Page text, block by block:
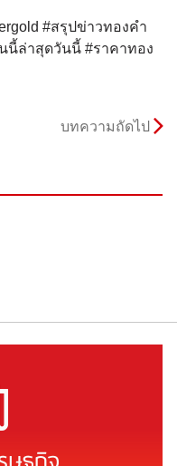
#สรุปข่าวทองคำ
นี้ล่าสุดวันนี้ #ราคาทอง
บทความถัดไป